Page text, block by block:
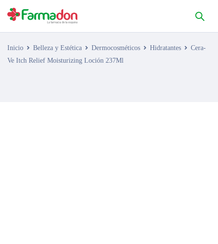
Inicio Belleza y Estética Dermocosméticos Hidratantes
Cera-
Ve Itch Relief Moisturizing Loción 237Ml